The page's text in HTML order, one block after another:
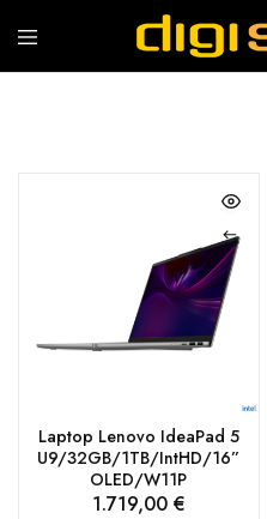
Digishop
Vaša
Laptop Lenovo IdeaPad 5
U9/32GB/1TB/IntHD/16”
OLED/W11P
1.719,00 €